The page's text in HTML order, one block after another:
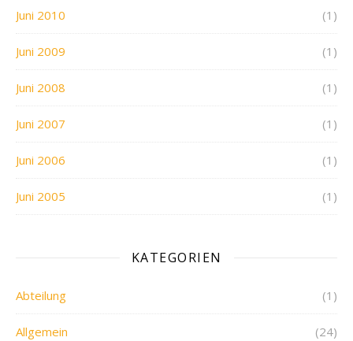
Juni 2010 (1)
Juni 2009 (1)
Juni 2008 (1)
Juni 2007 (1)
Juni 2006 (1)
Juni 2005 (1)
KATEGORIEN
Abteilung (1)
Allgemein (24)